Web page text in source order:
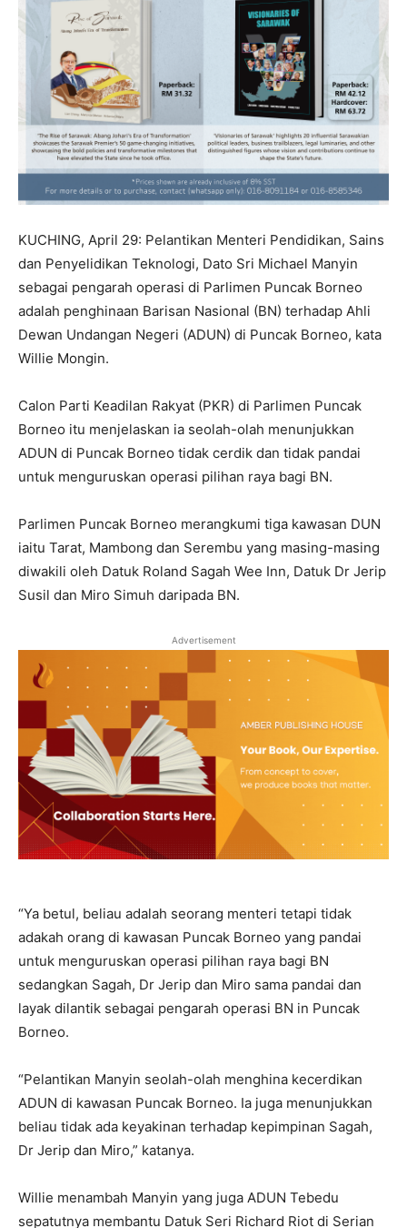
KUCHING, April 29: Pelantikan Menteri Pendidikan, Sains
dan Penyelidikan Teknologi, Dato Sri Michael Manyin
sebagai pengarah operasi di Parlimen Puncak Borneo
adalah penghinaan Barisan Nasional (BN) terhadap Ahli
Dewan Undangan Negeri (ADUN) di Puncak Borneo, kata
Willie Mongin.
Calon Parti Keadilan Rakyat (PKR) di Parlimen Puncak
Borneo itu menjelaskan ia seolah-olah menunjukkan
ADUN di Puncak Borneo tidak cerdik dan tidak pandai
untuk menguruskan operasi pilihan raya bagi BN.
Parlimen Puncak Borneo merangkumi tiga kawasan DUN
iaitu Tarat, Mambong dan Serembu yang masing-masing
diwakili oleh Datuk Roland Sagah Wee Inn, Datuk Dr Jerip
Susil dan Miro Simuh daripada BN.
Advertisement
“Ya betul, beliau adalah seorang menteri tetapi tidak
adakah orang di kawasan Puncak Borneo yang pandai
untuk menguruskan operasi pilihan raya bagi BN
sedangkan Sagah, Dr Jerip dan Miro sama pandai dan
layak dilantik sebagai pengarah operasi BN in Puncak
Borneo.
“Pelantikan Manyin seolah-olah menghina kecerdikan
ADUN di kawasan Puncak Borneo. Ia juga menunjukkan
beliau tidak ada keyakinan terhadap kepimpinan Sagah,
Dr Jerip dan Miro,” katanya.
Willie menambah Manyin yang juga ADUN Tebedu
sepatutnya membantu Datuk Seri Richard Riot di Serian